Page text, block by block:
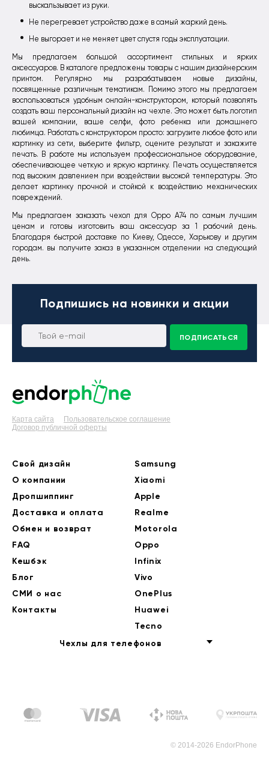
выскальзывает из руки.
Не перегревает устройство даже в самый жаркий день.
Не выгорает и не меняет цвет спустя годы эксплуатации.
Мы предлагаем большой ассортимент стильных и ярких
аксессуаров. В каталоге предложены товары с нашим дизайнерским
принтом. Регулярно мы разрабатываем новые дизайны,
посвященные различным тематикам. Помимо этого мы предлагаем
воспользоваться удобным онлайн-конструктором, который позволять
создать ваш персональный дизайн на чехле. Это может быть логотип
вашей компании, ваше селфи, фото ребенка или домашнего
любимца. Работать с конструктором просто: загрузите любое фото или
картинку из сети, выберите фильтр, оцените результат и закажите
печать. В работе мы используем профессиональное оборудование,
обеспечивающее четкую и яркую картинку. Печать осуществляется
под высоким давлением при воздействии высокой температуры. Это
делает картинку прочной и стойкой к воздействию механических
повреждений.
Мы предлагаем заказать чехол для Oppo A74 по самым лучшим
ценам и готовы изготовить ваш аксессуар за 1 рабочий день.
Благодаря быстрой доставке по Киеву, Одессе, Харькову и другим
городам. вы получите заказ в указанном отделении на следующий
день.
Подпишись на новинки и акции
ПОДПИСАТЬСЯ
Карта сайта
Пользовательское соглашение
Договор публичной оферты
Свой дизайн
О компании
Дропшиппинг
Доставка и оплата
Обмен и возврат
FAQ
Кешбэк
Блог
СМИ о нас
Контакты
Samsung
Xiaomi
Apple
Realme
Motorola
Oppo
Infinix
Vivo
OnePlus
Huawei
Tecno
Чехлы для телефонов
© 2014-2026 EndorPhone